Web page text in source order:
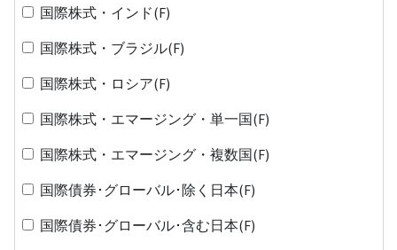
国際株式・インド(F)
国際株式・ブラジル(F)
国際株式・ロシア(F)
国際株式・エマージング・単一国(F)
国際株式・エマージング・複数国(F)
国際債券･グローバル･除く日本(F)
国際債券･グローバル･含む日本(F)